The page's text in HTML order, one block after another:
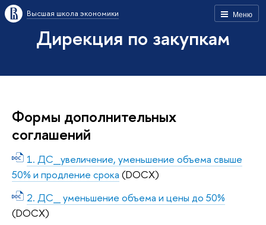
Меню
Высшая школа экономики
Дирекция по закупкам
Формы дополнительных
соглашений
1. ДС_увеличение, уменьшение объема свыше
50% и продление срока (DOCX)
2. ДС_ уменьшение объема и цены до 50%
(DOCX)